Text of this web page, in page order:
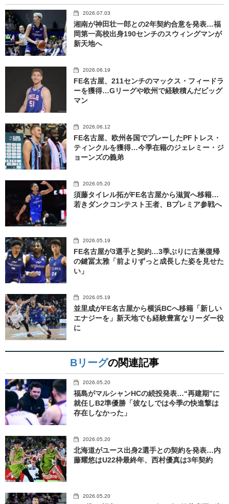
2026.07.03
湘南が神田壮一郎との2年契約合意を発表…福
岡第一高校出身190センチのスウィングマンが
新天地へ
2026.06.19
FE名古屋、211センチのマックス・フィードラ
ーを獲得…Gリーグや欧州で経験積んだビッグ
マン
2026.06.12
FE名古屋、欧州各国でプレーしたPFトレス・
ティンクルを獲得…今季在籍のジェレミー・ジ
ョーンズの義弟
2026.05.20
須藤タイレル拓がFE名古屋から滋賀へ移籍…
若きダンクコンテスト王者、Bプレミア参戦へ
2026.05.19
FE名古屋が3選手と契約…3季ぶりに古巣復帰
の鍵冨太雅「前よりずっと成長した姿を見せた
い」
2026.05.19
並里成がFE名古屋から横浜BCへ移籍「新しい
エナジーを」新天地でも経験豊富なリーダー役
に
Bリーグの関連記事
2026.05.20
福島がマルシャンHCの続投発表…“再建期”に
就任しB2準優勝「彼なしでは今季の快進撃は
存在しなかった」
2026.05.20
北海道がユース出身2選手との契約を発表…内
藤耀悠はU22枠最終年、西村優真は3年契約
2026.05.20